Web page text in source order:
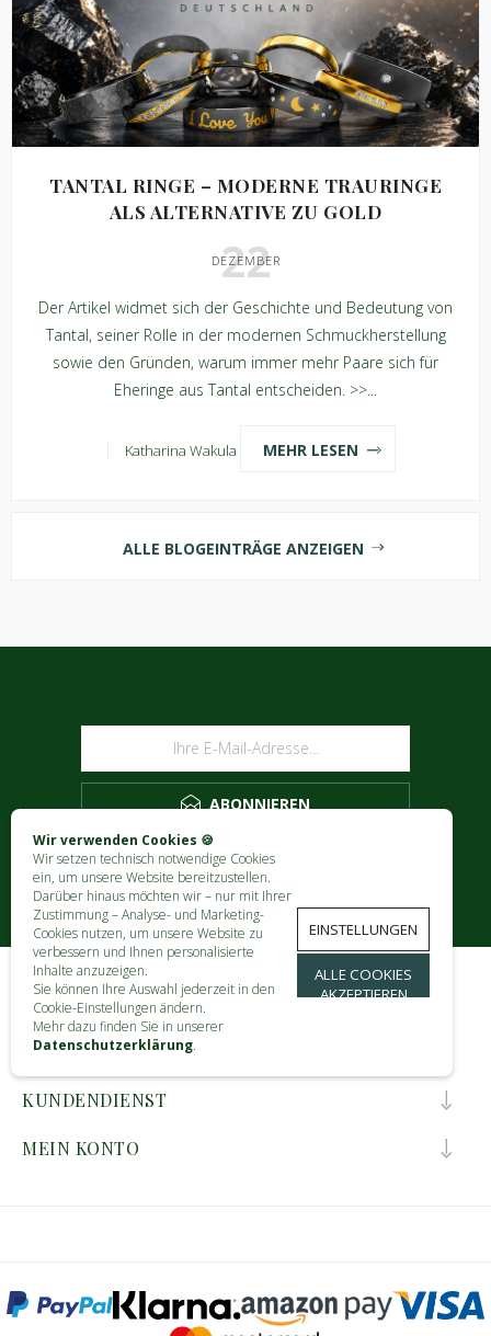
TANTAL RINGE – MODERNE TRAURINGE
ALS ALTERNATIVE ZU GOLD
22
DEZEMBER
Der Artikel widmet sich der Geschichte und Bedeutung von
Tantal, seiner Rolle in der modernen Schmuckherstellung
sowie den Gründen, warum immer mehr Paare sich für
Eheringe aus Tantal entscheiden. >>...
Katharina Wakula MEHR LESEN
ALLE BLOGEINTRÄGE ANZEIGEN
Wir verwenden Cookies 🍪
Wir setzen technisch notwendige Cookies
ein, um unsere Website bereitzustellen.
Darüber hinaus möchten wir – nur mit Ihrer
Zustimmung – Analyse- und Marketing-
Cookies nutzen, um unsere Website zu
verbessern und Ihnen personalisierte
Inhalte anzuzeigen.
Sie können Ihre Auswahl jederzeit in den
Cookie-Einstellungen ändern.
Mehr dazu finden Sie in unserer
Datenschutzerklärung.
EINSTELLUNGEN
ALLE COOKIES
AKZEPTIEREN
ABONNIEREN
KONTAKT
INFORMATIONEN
KUNDENDIENST
MEIN KONTO